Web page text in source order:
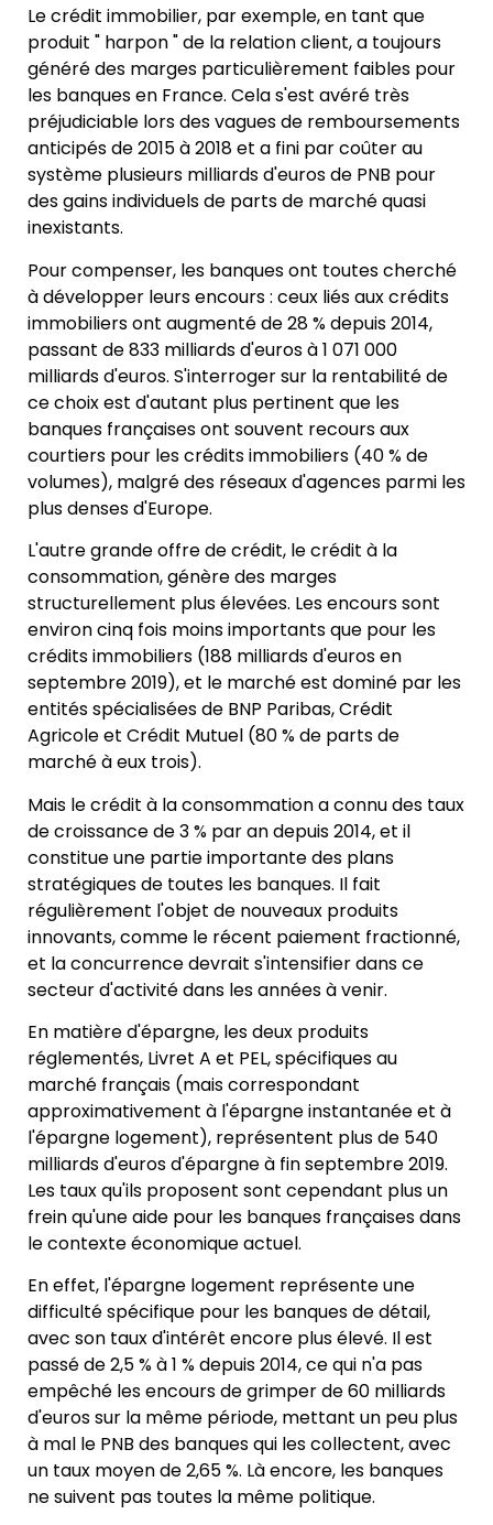
Le crédit immobilier, par exemple, en tant que
produit " harpon " de la relation client, a toujours
généré des marges particulièrement faibles pour
les banques en France. Cela s'est avéré très
préjudiciable lors des vagues de remboursements
anticipés de 2015 à 2018 et a fini par coûter au
système plusieurs milliards d'euros de PNB pour
des gains individuels de parts de marché quasi
inexistants.
Pour compenser, les banques ont toutes cherché
à développer leurs encours : ceux liés aux crédits
immobiliers ont augmenté de 28 % depuis 2014,
passant de 833 milliards d'euros à 1 071 000
milliards d'euros. S'interroger sur la rentabilité de
ce choix est d'autant plus pertinent que les
banques françaises ont souvent recours aux
courtiers pour les crédits immobiliers (40 % de
volumes), malgré des réseaux d'agences parmi les
plus denses d'Europe.
L'autre grande offre de crédit, le crédit à la
consommation, génère des marges
structurellement plus élevées. Les encours sont
environ cinq fois moins importants que pour les
crédits immobiliers (188 milliards d'euros en
septembre 2019), et le marché est dominé par les
entités spécialisées de BNP Paribas, Crédit
Agricole et Crédit Mutuel (80 % de parts de
marché à eux trois).
Mais le crédit à la consommation a connu des taux
de croissance de 3 % par an depuis 2014, et il
constitue une partie importante des plans
stratégiques de toutes les banques. Il fait
régulièrement l'objet de nouveaux produits
innovants, comme le récent paiement fractionné,
et la concurrence devrait s'intensifier dans ce
secteur d'activité dans les années à venir.
En matière d'épargne, les deux produits
réglementés, Livret A et PEL, spécifiques au
marché français (mais correspondant
approximativement à l'épargne instantanée et à
l'épargne logement), représentent plus de 540
milliards d'euros d'épargne à fin septembre 2019.
Les taux qu'ils proposent sont cependant plus un
frein qu'une aide pour les banques françaises dans
le contexte économique actuel.
En effet, l'épargne logement représente une
difficulté spécifique pour les banques de détail,
avec son taux d'intérêt encore plus élevé. Il est
passé de 2,5 % à 1 % depuis 2014, ce qui n'a pas
empêché les encours de grimper de 60 milliards
d'euros sur la même période, mettant un peu plus
à mal le PNB des banques qui les collectent, avec
un taux moyen de 2,65 %. Là encore, les banques
ne suivent pas toutes la même politique.